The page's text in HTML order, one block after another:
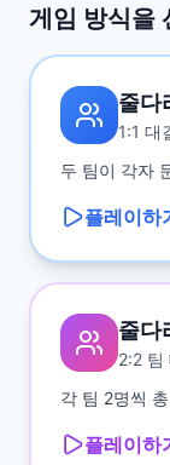
게임 방식을
줄다
1:1 대
두 팀이 각자
플레이하
줄다
2:2 팀
각 팀 2명씩
플레이하